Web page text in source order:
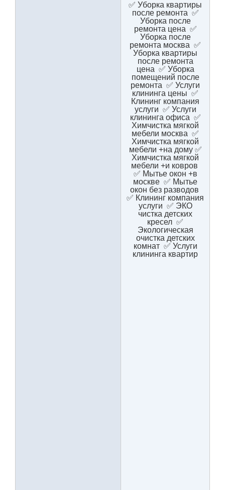
✅ Уборка квартиры
после ремонта ✅
Уборка после
ремонта цена ✅
Уборка после
ремонта москва ✅
Уборка квартиры
после ремонта
цена ✅ Уборка
помещений после
ремонта ✅ Услуги
клининга цены ✅
Клининг компания
услуги ✅ Услуги
клининга офиса ✅
Химчистка мягкой
мебели москва ✅
Химчистка мягкой
мебели +на дому ✅
Химчистка мягкой
мебели +и ковров
✅ Мытье окон +в
москве ✅ Мытье
окон без разводов
✅ Клининг компания
услуги ✅ ЭКО
чистка детских
кресел ✅
Экологическая
очистка детских
комнат ✅ Услуги
клининга квартир